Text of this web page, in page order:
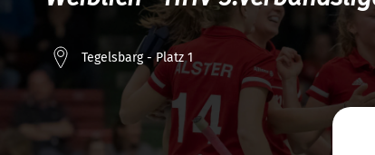
Tegelsbarg - Platz 1